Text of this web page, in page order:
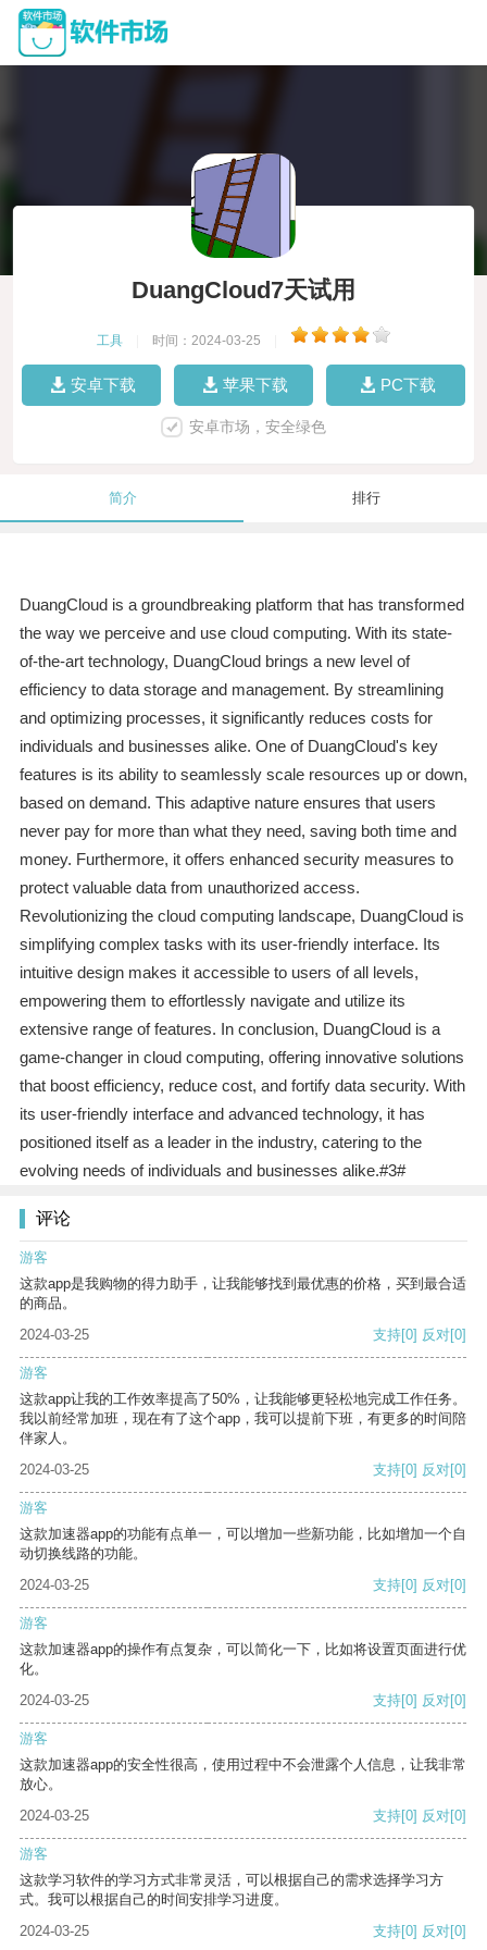
DuangCloud7天试用
工具 时间：2024-03-25
安卓下载 苹果下载 PC下载
安卓市场，安全绿色
简介 排行
DuangCloud is a groundbreaking platform that has transformed
the way we perceive and use cloud computing. With its state-
of-the-art technology, DuangCloud brings a new level of
efficiency to data storage and management. By streamlining
and optimizing processes, it significantly reduces costs for
individuals and businesses alike. One of DuangCloud's key
features is its ability to seamlessly scale resources up or down,
based on demand. This adaptive nature ensures that users
never pay for more than what they need, saving both time and
money. Furthermore, it offers enhanced security measures to
protect valuable data from unauthorized access.
Revolutionizing the cloud computing landscape, DuangCloud is
simplifying complex tasks with its user-friendly interface. Its
intuitive design makes it accessible to users of all levels,
empowering them to effortlessly navigate and utilize its
extensive range of features. In conclusion, DuangCloud is a
game-changer in cloud computing, offering innovative solutions
that boost efficiency, reduce cost, and fortify data security. With
its user-friendly interface and advanced technology, it has
positioned itself as a leader in the industry, catering to the
evolving needs of individuals and businesses alike.#3#
评论
游客
这款app是我购物的得力助手，让我能够找到最优惠的价格，买到最合适
的商品。
2024-03-25
支持[0] 反对[0]
游客
这款app让我的工作效率提高了50%，让我能够更轻松地完成工作任务。
我以前经常加班，现在有了这个app，我可以提前下班，有更多的时间陪
伴家人。
2024-03-25
支持[0] 反对[0]
游客
这款加速器app的功能有点单一，可以增加一些新功能，比如增加一个自
动切换线路的功能。
2024-03-25
支持[0] 反对[0]
游客
这款加速器app的操作有点复杂，可以简化一下，比如将设置页面进行优
化。
2024-03-25
支持[0] 反对[0]
游客
这款加速器app的安全性很高，使用过程中不会泄露个人信息，让我非常
放心。
2024-03-25
支持[0] 反对[0]
游客
这款学习软件的学习方式非常灵活，可以根据自己的需求选择学习方
式。我可以根据自己的时间安排学习进度。
2024-03-25
支持[0] 反对[0]